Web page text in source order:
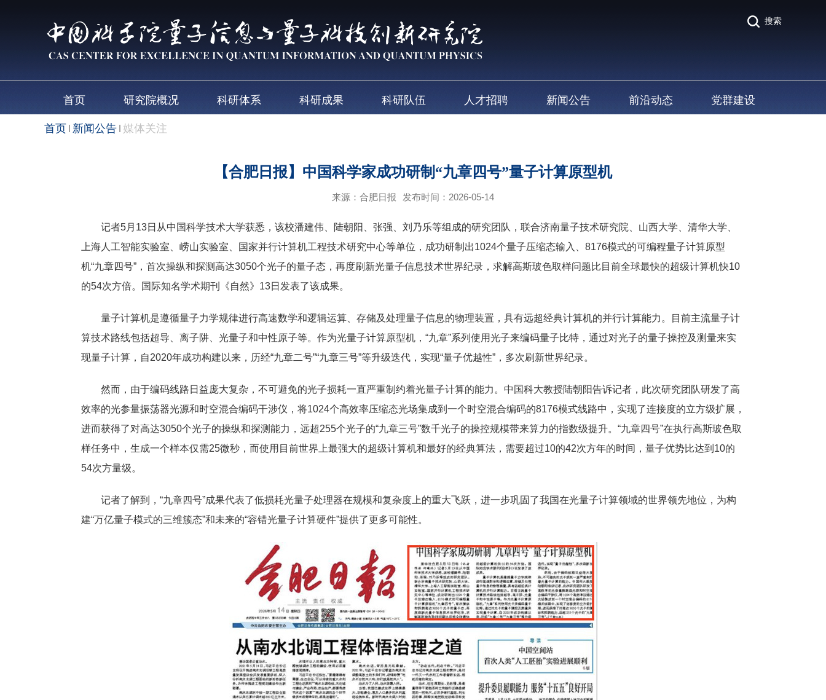
搜索
首页 研究院概况 科研体系 科研成果 科研队伍 人才招聘 新闻公告 前沿动态 党群建设
首页 新闻公告 媒体关注
【合肥日报】中国科学家成功研制“九章四号”量子计算原型机
来源：合肥日报 发布时间：2026-05-14
记者5月13日从中国科学技术大学获悉，该校潘建伟、陆朝阳、张强、刘乃乐等组成的研究团队，联合济南量子技术研究院、山西大学、清华大学、
上海人工智能实验室、崂山实验室、国家并行计算机工程技术研究中心等单位，成功研制出1024个量子压缩态输入、8176模式的可编程量子计算原型
机“九章四号”，首次操纵和探测高达3050个光子的量子态，再度刷新光量子信息技术世界纪录，求解高斯玻色取样问题比目前全球最快的超级计算机快10
的54次方倍。国际知名学术期刊《自然》13日发表了该成果。
量子计算机是遵循量子力学规律进行高速数学和逻辑运算、存储及处理量子信息的物理装置，具有远超经典计算机的并行计算能力。目前主流量子计
算技术路线包括超导、离子阱、光量子和中性原子等。作为光量子计算原型机，“九章”系列使用光子来编码量子比特，通过对光子的量子操控及测量来实
现量子计算，自2020年成功构建以来，历经“九章二号”“九章三号”等升级迭代，实现“量子优越性”，多次刷新世界纪录。
然而，由于编码线路日益庞大复杂，不可避免的光子损耗一直严重制约着光量子计算的能力。中国科大教授陆朝阳告诉记者，此次研究团队研发了高
效率的光参量振荡器光源和时空混合编码干涉仪，将1024个高效率压缩态光场集成到一个时空混合编码的8176模式线路中，实现了连接度的立方级扩展，
进而获得了对高达3050个光子的操纵和探测能力，远超255个光子的“九章三号”数千光子的操控规模带来算力的指数级提升。“九章四号”在执行高斯玻色取
样任务中，生成一个样本仅需25微秒，而使用目前世界上最强大的超级计算机和最好的经典算法，需要超过10的42次方年的时间，量子优势比达到10的
54次方量级。
记者了解到，“九章四号”成果代表了低损耗光量子处理器在规模和复杂度上的重大飞跃，进一步巩固了我国在光量子计算领域的世界领先地位，为构
建“万亿量子模式的三维簇态”和未来的“容错光量子计算硬件”提供了更多可能性。